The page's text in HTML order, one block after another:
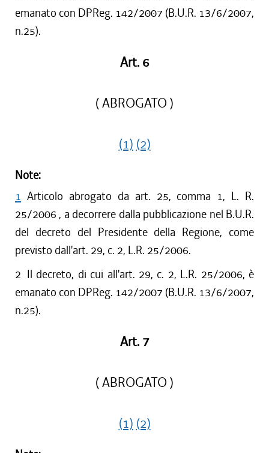
emanato con DPReg. 142/2007 (B.U.R. 13/6/2007,
n.25).
Art. 6
( ABROGATO )
(1) (2)
Note:
1 Articolo abrogato da art. 25, comma 1, L. R.
25/2006 , a decorrere dalla pubblicazione nel B.U.R.
del decreto del Presidente della Regione, come
previsto dall'art. 29, c. 2, L.R. 25/2006.
2 Il decreto, di cui all'art. 29, c. 2, L.R. 25/2006, è
emanato con DPReg. 142/2007 (B.U.R. 13/6/2007,
n.25).
Art. 7
( ABROGATO )
(1) (2)